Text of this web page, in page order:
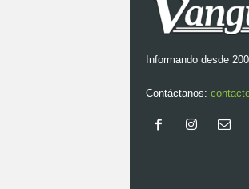
Informando desde
Contáctanos: